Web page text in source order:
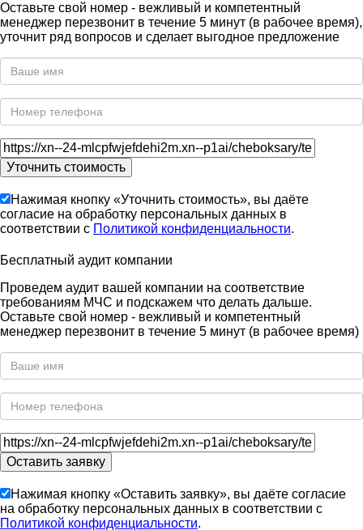
Оставьте свой номер - вежливый и компетентный
менеджер перезвонит в течение 5 минут (в рабочее время),
уточнит ряд вопросов и сделает выгодное предложение
Нажимая кнопку «Уточнить стоимость», вы даёте
согласие на обработку персональных данных в
соответствии с Политикой конфиденциальности.
Бесплатный аудит компании
Проведем аудит вашей компании на соответствие
требованиям МЧС и подскажем что делать дальше.
Оставьте свой номер - вежливый и компетентный
менеджер перезвонит в течение 5 минут (в рабочее время)
Нажимая кнопку «Оставить заявку», вы даёте согласие
на обработку персональных данных в соответствии с
Политикой конфиденциальности.